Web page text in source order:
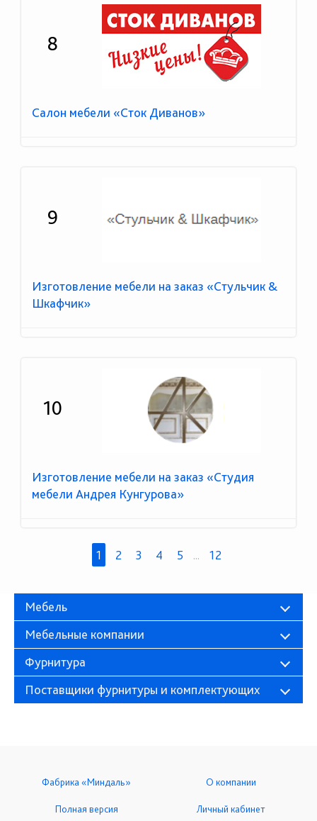
8
Салон мебели «Сток Диванов»
9
Изготовление мебели на заказ «Стульчик &
Шкафчик»
10
Изготовление мебели на заказ «Студия
мебели Андрея Кунгурова»
1 2 3 4 5 ... 12
Мебель
Мебельные компании
Фурнитура
Поставщики фурнитуры и комплектующих
Фабрика «Миндаль» О компании
Полная версия Личный кабинет